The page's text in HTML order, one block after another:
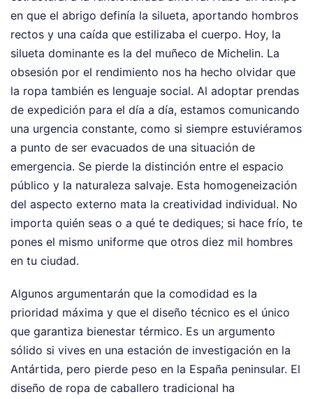
en que el abrigo definía la silueta, aportando hombros
rectos y una caída que estilizaba el cuerpo. Hoy, la
silueta dominante es la del muñeco de Michelin. La
obsesión por el rendimiento nos ha hecho olvidar que
la ropa también es lenguaje social. Al adoptar prendas
de expedición para el día a día, estamos comunicando
una urgencia constante, como si siempre estuviéramos
a punto de ser evacuados de una situación de
emergencia. Se pierde la distinción entre el espacio
público y la naturaleza salvaje. Esta homogeneización
del aspecto externo mata la creatividad individual. No
importa quién seas o a qué te dediques; si hace frío, te
pones el mismo uniforme que otros diez mil hombres
en tu ciudad.
Algunos argumentarán que la comodidad es la
prioridad máxima y que el diseño técnico es el único
que garantiza bienestar térmico. Es un argumento
sólido si vives en una estación de investigación en la
Antártida, pero pierde peso en la España peninsular. El
diseño de ropa de caballero tradicional ha